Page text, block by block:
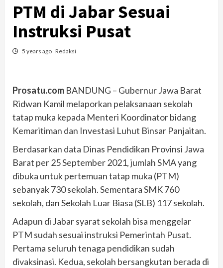
PTM di Jabar Sesuai
Instruksi Pusat
5 years ago Redaksi
Prosatu.com BANDUNG – Gubernur Jawa Barat
Ridwan Kamil melaporkan pelaksanaan sekolah
tatap muka kepada Menteri Koordinator bidang
Kemaritiman dan Investasi Luhut Binsar Panjaitan.
Berdasarkan data Dinas Pendidikan Provinsi Jawa
Barat per 25 September 2021, jumlah SMA yang
dibuka untuk pertemuan tatap muka (PTM)
sebanyak 730 sekolah. Sementara SMK 760
sekolah, dan Sekolah Luar Biasa (SLB) 117 sekolah.
Adapun di Jabar syarat sekolah bisa menggelar
PTM sudah sesuai instruksi Pemerintah Pusat.
Pertama seluruh tenaga pendidikan sudah
divaksinasi. Kedua, sekolah bersangkutan berada di